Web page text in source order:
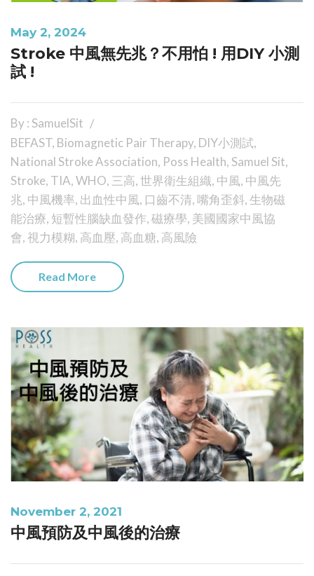
May 2, 2024
Stroke 中風無先兆？不用怕 ! 用DIY 小測
試 !
By : SamuelSit
BEFAST, Biomagnetic Pair Therapy, DIY小測試,
National Stroke Association, Poss Health, Samuel Sit,
Stroke, TIA,WHO, 三高,世界衛生組織, 中風, 中風先
兆, 中風機率, 出血性中風, 口齒不清,嘴角歪斜, 生物磁
能治療, 短暫性腦缺血發作,磁療學, 美國國家中風協
會,視力模糊, 高血壓, 高血糖, 高風險
Read More
November 2, 2021
中風預防及中風後的治療